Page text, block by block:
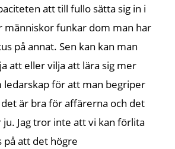
att till fullo sätta sig in i
människor funkar dom man har
på annat. Sen kan kan man
att eller vilja att lära sig mer
ledarskap för att man begriper
är bra för affärerna och det
ju. Jag tror inte att vi kan förlita
på att det högre